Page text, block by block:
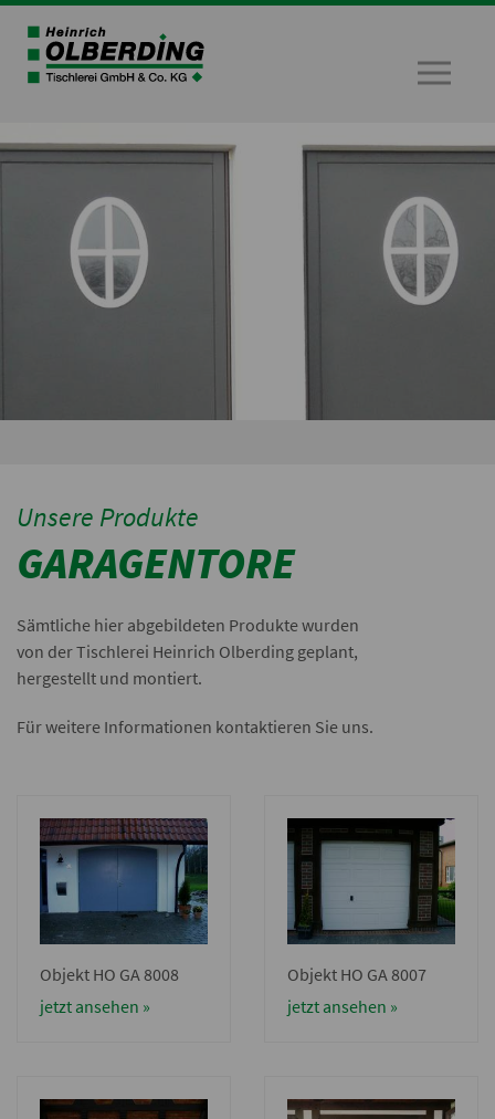
Unsere Produkte
GARAGENTORE
Sämtliche hier abgebildeten Produkte wurden
von der Tischlerei Heinrich Olberding geplant,
hergestellt und montiert.
Für weitere Informationen kontaktieren Sie uns.
Objekt HO GA 8008
jetzt ansehen »
Objekt HO GA 8007
jetzt ansehen »